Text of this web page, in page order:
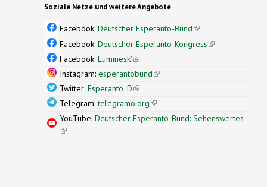
Soziale Netze und weitere Angebote
Facebook: Deutscher Esperanto-Bund(link is
external)
Facebook: Deutscher Esperanto-Kongress(link is
Facebook: Luminesk'(link is external)
Instagram: esperantobund(link is external)
Twitter: Esperanto_D(link is external)
Telegram:telegramo.org(link is external)
YouTube: Deutscher Esperanto-Bund: Sehenswertes
(link is external)